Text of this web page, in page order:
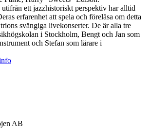
ett jazzhistoriskt perspektiv har alltid
erfarenhet att spela och föreläsa om detta
svängiga livekonserter. De är alla tre
i Stockholm, Bengt och Jan som
och Stefan som lärare i
AB